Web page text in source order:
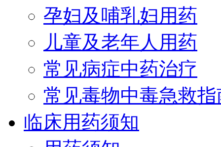
孕妇及哺乳妇用药
儿童及老年人用药
常见病症中药治疗
常见毒物中毒急救指
临床用药须知